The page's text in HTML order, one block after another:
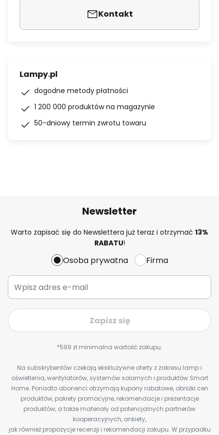
Kontakt
Lampy.pl
dogodne metody płatności
1 200 000 produktów na magazynie
50-dniowy termin zwrotu towaru
Newsletter
Warto zapisać się do Newslettera już teraz i otrzymać 13%
RABATU!
Osoba prywatna Firma
Zapisz się
*599 zł minimalna wartość zakupu.
Na subskrybentów czekają ekskluzywne oferty z zakresu lamp i
oświetlenia, wentylatorów, systemów solarnych i produktów Smart
Home. Ponadto abonenci otrzymają kupony rabatowe, obniżki cen
produktów, pakiety promocyjne, rekomendacje i prezentacje
produktów, a także materiały od potencjalnych partnerów
kooperacyjnych, ankiety,
jak również propozycje recenzji i rekomendacji zakupu. W przypadku